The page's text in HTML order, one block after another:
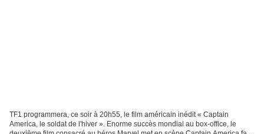
TF1 programmera, ce soir à 20h55, le film américain inédit « Captain
America, le soldat de l'hiver ». Enorme succès mondial au box-office, le